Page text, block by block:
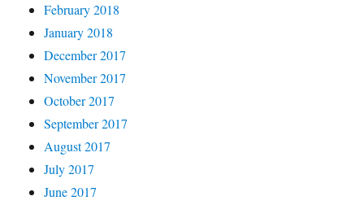
February 2018
January 2018
December 2017
November 2017
October 2017
September 2017
August 2017
July 2017
June 2017